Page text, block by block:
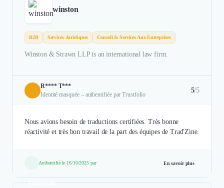
winston
B2B Services Juridiques Conseil & Services Aux Entreprises
Winston & Strawn LLP is an international law firm.
R**** T***
Identité masquée – authentifiée par Trustfolio
5/5
Nous avions besoin de traductions certifiées. Très bonne
réactivité et très bon travail de la part des équipes de Trad'Zine.
Authentifié le 16/10/2025 par En savoir plus
Étude de cas